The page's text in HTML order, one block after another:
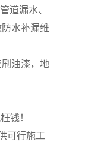
道漏水、
水补漏维
油漆，地
钱！
可行施工